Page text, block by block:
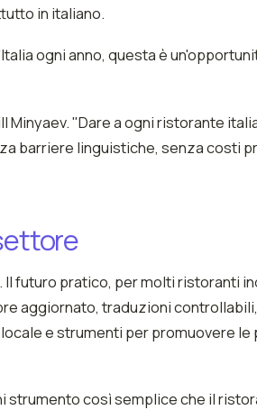
in italiano.
ogni anno, questa è
Minyaev. "Dare a ogni ristorante
barriere linguistiche, senza costi
Il futuro pratico, per molti ristoranti
aggiornato, traduzioni
e strumenti per promuovere le
strumento così semplice che il